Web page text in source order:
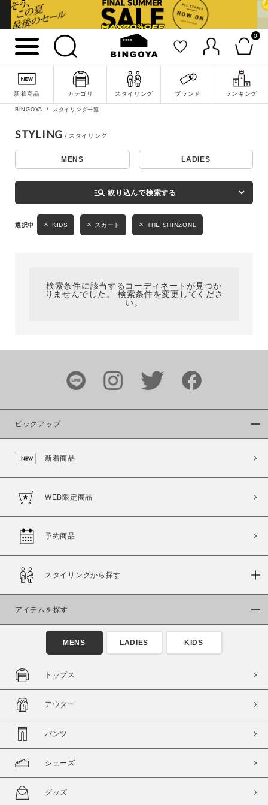
0
新着商品 カテゴリ スタイリング ブランド ランキング
詳細検索
カラー
価格
～
商品タイプ
通常商品 予約商品
在庫
在庫あり 在庫なし含む
BINGOYA スタイリング一覧
STYLING
MENS LADIES
manage_search 絞り込んで検索する
KIDS スカート THE SHINZONE
検索条件に該当するコーディネートが見つか
りませんでした。 検索条件を変更してくださ
い。
ピックアップ
新着商品
WEB限定商品
予約商品
スタイリングから探す
アイテムを探す
MENS LADIES KIDS
トップス
アウター
パンツ
シューズ
グッズ